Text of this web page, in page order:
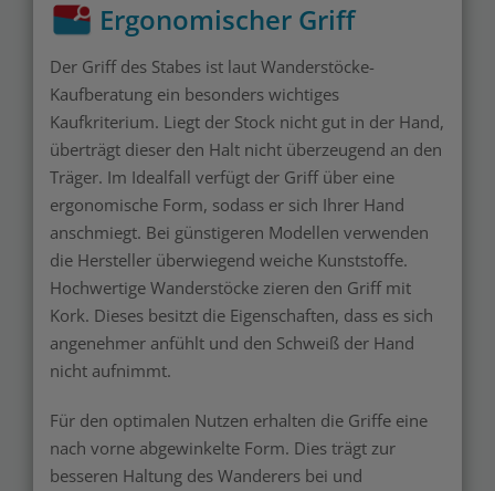
Ergonomischer Griff
Der Griff des Stabes ist laut Wanderstöcke-
Kaufberatung ein besonders wichtiges
Kaufkriterium. Liegt der Stock nicht gut in der Hand,
überträgt dieser den Halt nicht überzeugend an den
Träger. Im Idealfall verfügt der Griff über eine
ergonomische Form, sodass er sich Ihrer Hand
anschmiegt. Bei günstigeren Modellen verwenden
die Hersteller überwiegend weiche Kunststoffe.
Hochwertige Wanderstöcke zieren den Griff mit
Kork. Dieses besitzt die Eigenschaften, dass es sich
angenehmer anfühlt und den Schweiß der Hand
nicht aufnimmt.
Für den optimalen Nutzen erhalten die Griffe eine
nach vorne abgewinkelte Form. Dies trägt zur
besseren Haltung des Wanderers bei und